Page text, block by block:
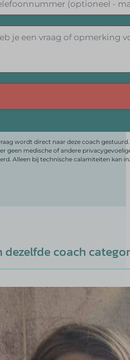
wordt direct naar deze coach
geen medische of andere
Alleen bij technische calamiteiten kan
dezelfde coach